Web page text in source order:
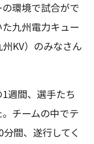
の環境で試合がで
九州電力キュー
KV）のみなさん
週間、選手たち
チームの中でテ
間、遂行してく